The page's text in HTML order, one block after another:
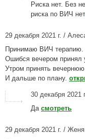
Риска нет. Без
риска по ВИЧ
29 декабря 2021 г. /
Принимаю ВИЧ терапию.
Ошибся вечером принял
Утром принять вечернюю
И дальше по плану.
30 декабря 2021
Да смотреть
29 декабря 2021 г. /